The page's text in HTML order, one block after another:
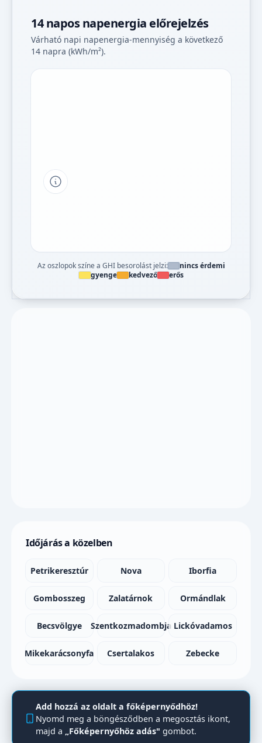
14 napos napenergia előrejelzés
Várható napi napenergia-mennyiség a következő
14 napra (kWh/m²).
Tipp a grafikon jelmagyarázatához
Az oszlopok színe a GHI besorolást jelzi:
nincs érdemi
gyenge
kedvező erős
Időjárás a közelben
Petrikeresztúr Nova Iborfia
Gombosszeg Zalatárnok Ormándlak
Becsvölgye Szentkozmadombja Lickóvadamos
Mikekarácsonyfa Csertalakos Zebecke
Add hozzá az oldalt a főképernyődhöz!
Nyomd meg a böngésződben a megosztás ikont,
majd a
„Főképernyőhöz adás" gombot.